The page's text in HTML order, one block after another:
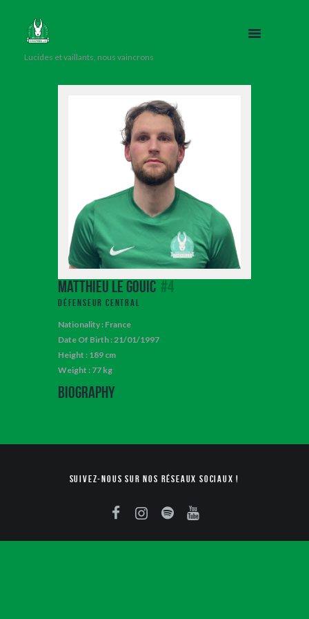
Lucides et vaillants, nous vaincrons
Matthieu Le Gouic #4
Défenseur Central
Nationality : France
Date Of Birth : 21/01/1997
Height : 189 cm
Weight : 77 kg
Biography
Suivez-nous sur nos réseaux sociaux !